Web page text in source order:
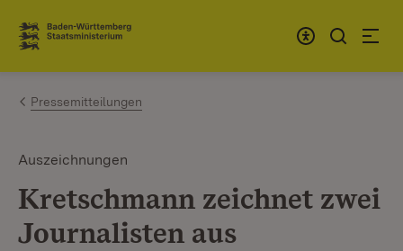
Zum Inhalt springen
Link zur Startseite
Pressemitteilungen
Auszeichnungen
Kretschmann zeichnet zwei
Journalisten aus